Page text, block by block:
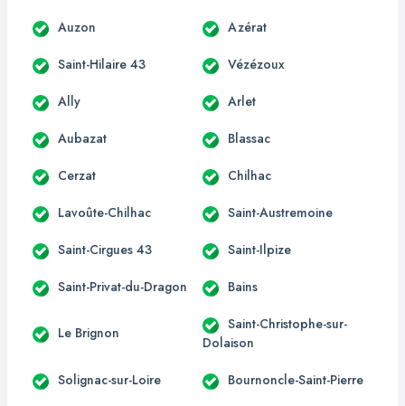
Auzon Azérat
Saint-Hilaire 43 Vézézoux
Ally Arlet
Aubazat Blassac
Cerzat Chilhac
Lavoûte-Chilhac Saint-Austremoine
Saint-Cirgues 43 Saint-Ilpize
Saint-Privat-du-Dragon Bains
Le Brignon
Saint-Christophe-sur-
Dolaison
Solignac-sur-Loire Bournoncle-Saint-Pierre